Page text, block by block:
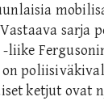
sarja
-liike
on
ketjut ovat